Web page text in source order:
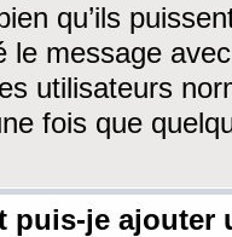
qu’ils
le message
utilisateurs
fois que
puis-je ajouter